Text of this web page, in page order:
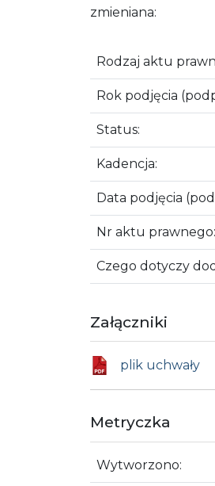
zmieniana:
Rodzaj aktu
Rok podjęcia
Status:
Kadencja:
Data podjęcia
Nr aktu prawnego:
Czego dotyczy
Załączniki
plik uchwały
Metryczka
Wytworzono: